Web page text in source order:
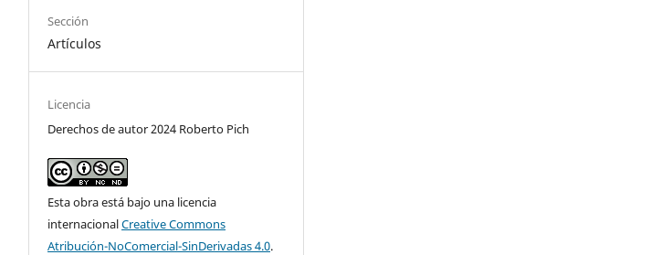
Sección
Artículos
Licencia
Derechos de autor 2024 Roberto Pich
Esta obra está bajo una licencia
internacionalCreative Commons
Atribución-NoComercial-SinDerivadas 4.0.